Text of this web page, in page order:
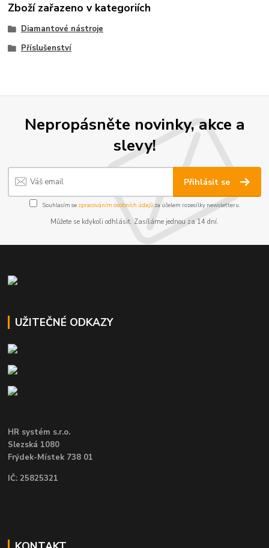
Zboží zařazeno v kategoriích
Diamantové nástroje
Příslušenství
Nepropásněte novinky, akce a
slevy!
Přihlásit se
Souhlasím se zpracováním osobních údajůza účelem rozesílky newsletteru.
Můžete se kdykoli odhlásit. Zasíláme jednou za 14 dní.
UŽITEČNÉ ODKAZY
HR systém s.r.o.
Slezská 1080
Frýdek-Místek 738 01
IČ: 25825321